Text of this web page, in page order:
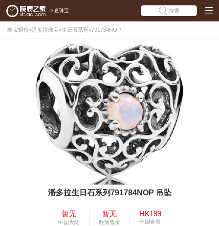
> 查珠宝 搜索
珠宝报价>潘多拉珠宝>生日石系列 >791784NOP
潘多拉生日石系列791784NOP 吊坠
暂无
中国大陆
暂无
欧洲售价
HK199
中国香港